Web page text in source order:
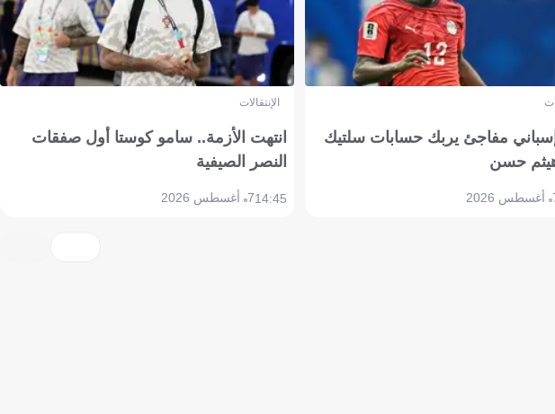
مفاجئ يربك حسابات سلتيك
حسن
الإنتقالات
انتهت الأزمة.. سامو كوستا أول صفقات
النصر الصيفية
14:457 أغسطس 2026